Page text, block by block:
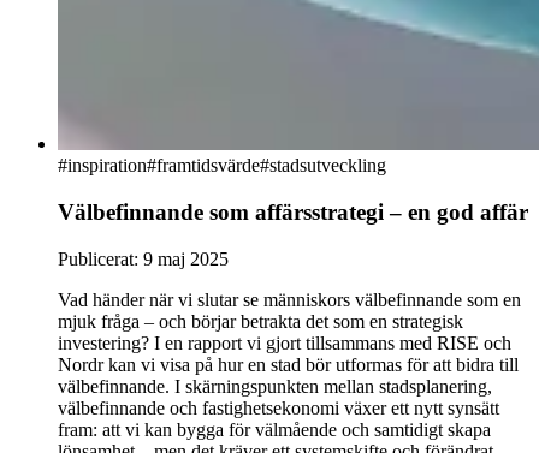
#inspiration#framtidsvärde#stadsutveckling
Välbefinnande som affärsstrategi – en god affär
Publicerat: 9 maj 2025
Vad händer när vi slutar se människors välbefinnande som en
mjuk fråga – och börjar betrakta det som en strategisk
investering? I en rapport vi gjort tillsammans med RISE och
Nordr kan vi visa på hur en stad bör utformas för att bidra till
välbefinnande. I skärningspunkten mellan stadsplanering,
välbefinnande och fastighetsekonomi växer ett nytt synsätt
fram: att vi kan bygga för välmående och samtidigt skapa